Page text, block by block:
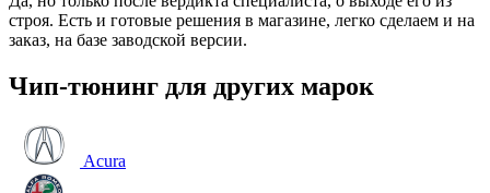
строя. Есть и готовые решения в магазине, легко сделаем и на
заказ, на базе заводской версии.
Чип-тюнинг для других марок
Acura